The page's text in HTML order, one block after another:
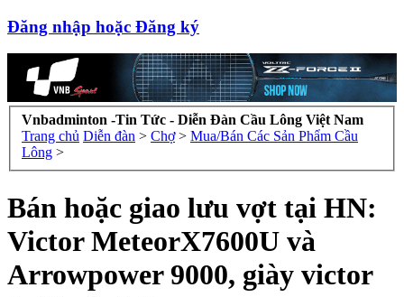
Đăng nhập hoặc Đăng ký
Vnbadminton -Tin Tức - Diễn Đàn Cầu Lông Việt Nam
Trang chủ Diễn đàn > Chợ > Mua/Bán Các Sản Phẩm Cầu
Lông >
Bán hoặc giao lưu vợt tại HN:
Victor MeteorX7600U và
Arrowpower 9000, giày victor